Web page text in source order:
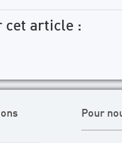
cet article :
Pour